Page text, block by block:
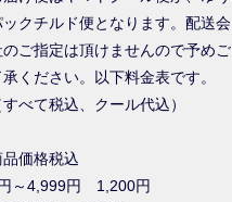
ックチルド便となります。配送会
のご指定は頂けませんので予めご
ください。以下料金表です。
べて税込、クール代込）
品価格税込
～4,999円 1,200円